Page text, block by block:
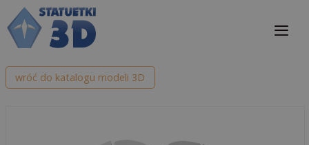
Przejdź
do
treści
wróć do katalogu modeli 3D